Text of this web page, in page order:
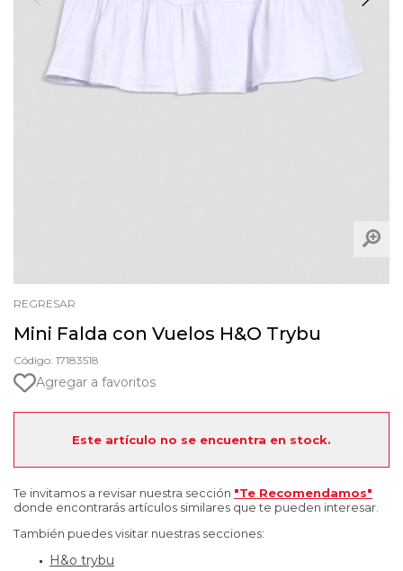
REGRESAR
Mini Falda con Vuelos H&O Trybu
Código: 17183518
Agregar a favoritos
Este artículo no se encuentra en stock.
Te invitamos a revisar nuestra sección "Te Recomendamos"
donde encontrarás artículos similares que te pueden interesar.
También puedes visitar nuestras secciones:
H&o trybu